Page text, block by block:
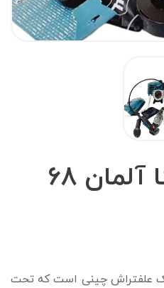
علف زن مالیکا آلمان 68
سی سی، یک علفتراش چینی است که تحت